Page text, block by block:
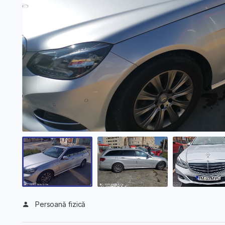
Persoană fizică